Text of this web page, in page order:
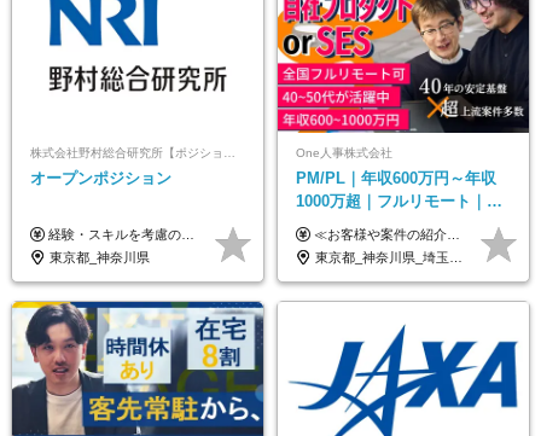
株式会社野村総合研究所【ポジションマッチ登録】
オープンポジション
経験・スキルを考慮の上、決定します。
東京都_神奈川県
One人事株式会社
PM/PL｜年収600万円～年収
1000万超｜フルリモート｜
SIerへの変革期をリード＆自
社サービス
≪お客様や案件の紹介によりインセンティブを支給！≫ 月給40万円以上＋賞与年2回＋インセンティブ ◎経験やスキルを考慮の上、優遇します ◎上記月給は固定残業代月45時間分(月額9万1040円以上)を含みます。超過した場合は全額追加支給します ◎試用期間3カ月あり(給与や福利厚生等は同じです) ＜年収例＞ 36歳／PL（元SE）／580万円 / 官公庁向けWebシステム開発 ※メンバーから2年でPLへ昇格 41歳／SL／616万円 / メーカー向けWebサイト開発 46歳／PL／742万円 / 金融情報連携システム開発 52歳 / PM / 952万円 / 信販システムの再構築 55歳 / PM / 910万円 / 製造業向け基盤構築開発
東京都_神奈川県_埼玉県_千葉県_大阪府_愛知県_北海道_青森県_岩手県_宮城県_秋田県_山形県_福島県_茨城県_栃木県_群馬県_新潟県_山梨県_長野県_富山県_石川県_福井県_静岡県_岐阜県_三重県_兵庫県_京都府_滋賀県_奈良県_和歌山県_広島県_岡山県_鳥取県_島根県_山口県_徳島県_香川県_愛媛県_高知県_福岡県_熊本県_佐賀県_長崎県_大分県_宮崎県_鹿児島県_沖縄県